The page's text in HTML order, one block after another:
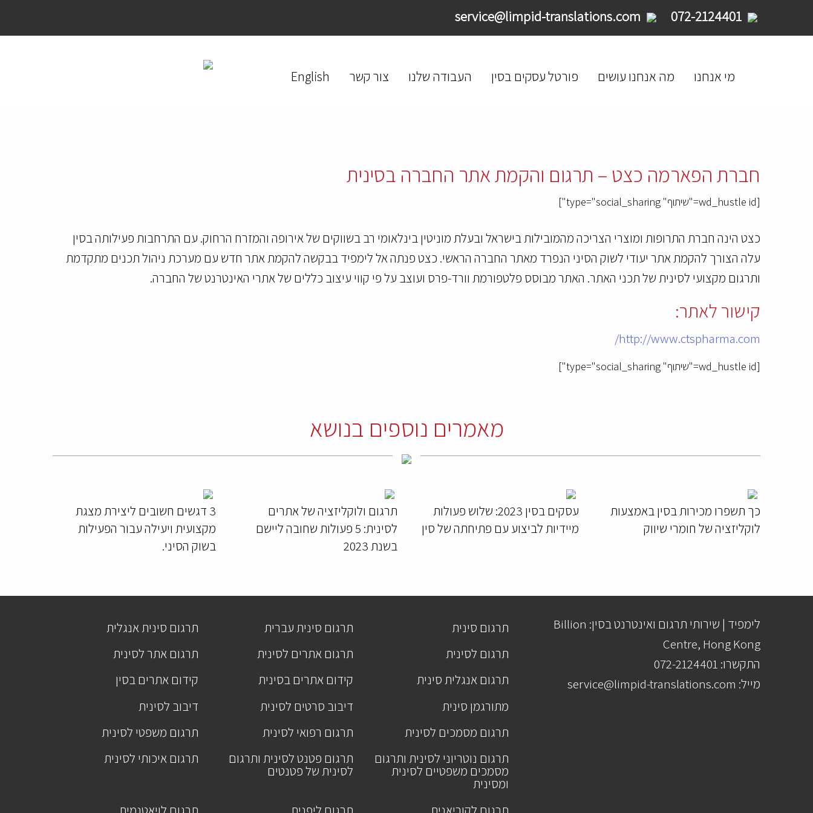
מי אנחנו מה אנחנו עושים פורטל עסקים בסין העבודה שלנו צור קשר English
חברת הפארמה כצט – תרגום והקמת אתר החברה בסינית
[wd_hustle id="שיתוף" type="social_sharing"]
כצט הינה חברת התרופות ומוצרי הצריכה מהמובילות בישראל ובעלת מוניטין בינלאומי רב בשווקים של אירופה והמזרח הרחוק. עם התרחבות פעילותה בסין
עלה הצורך להקמת אתר יעודי לשוק הסיני הנפרד מאתר החברה הראשי. כצט פנתה אל לימפיד בבקשה להקמת אתר חדש עם מערכת ניהול תכנים מתקדמת
ותרגום מקצועי לסינית של תכני האתר. האתר מבוסס פלטפורמת וורד-פרס ועוצב על פי קווי עיצוב כללים של אתרי האינטרנט של החברה.
קישור לאתר:
http://www.ctspharma.com/
[wd_hustle id="שיתוף" type="social_sharing"]
מאמרים נוספים בנושא
כך תשפרו מכירות בסין באמצעות
לוקליזציה של חומרי שיווק
עסקים בסין 2023: שלוש פעולות
מיידיות לביצוע עם פתיחתה של סין
תרגום ולוקליזציה של אתרים
לסינית: 5 פעולות שחובה ליישם
בשנת 2023
3 דגשים חשובים ליצירת מצגת
מקצועית ויעילה עבור הפעילות
בשוק הסיני.
לימפיד | שירותי תרגום ואינטרנט בסין: Billion
Centre, Hong Kong
התקשרו: 072-2124401
מייל: service@limpid-translations.com
תרגום סינית תרגום סינית עברית
תרגום סינית אנגלית
תרגום לסינית
תרגום אתרים לסינית
תרגום אתר לסינית
תרגום אנגלית סינית
קידום אתרים בסינית
קידום אתרים בסין
מתורגמן סינית
דיבוב סרטים לסינית
דיבוב לסינית
תרגום מסמכים לסינית
תרגום רפואי לסינית
תרגום משפטי לסינית
תרגום נוטריוני לסינית ותרגום
מסמכים משפטיים לסינית
ומסינית
תרגום פטנט לסינית ותרגום
לסינית של פטנטים
תרגום איכותי לסינית